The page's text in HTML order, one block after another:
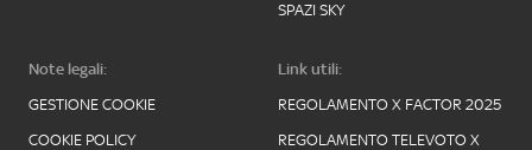
SPAZI SKY
Note legali:
GESTIONE COOKIE
COOKIE POLICY
Link utili:
REGOLAMENTO X FACTOR 2025
REGOLAMENTO TELEVOTO X